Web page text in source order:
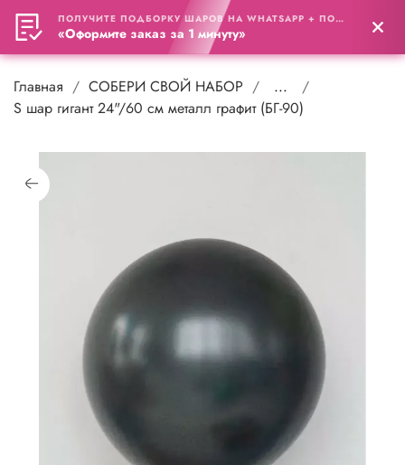
0
Главная СОБЕРИ СВОЙ НАБОР
...
S шар гигант 24"/60 см металл графит (БГ-90)
ПОЛУЧИТЕ ПОДБОРКУ ШАРОВ НА WHATSAPP + ПОДАРОК
«Оформите заказ за 1 минуту»